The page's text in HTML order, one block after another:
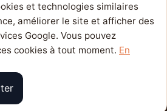
— Votre compagnon du
et technologies similaires
améliorer le site et afficher des
Google. Vous pouvez
cookies à tout moment. En